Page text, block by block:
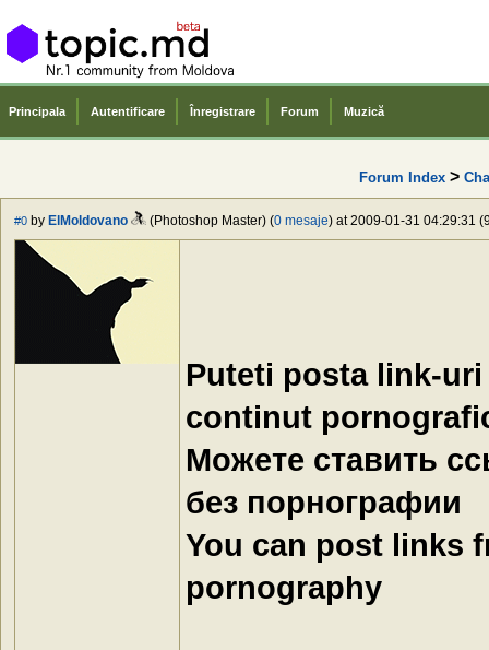
Principala Autentificare Înregistrare Forum Muzică
Forum Index >
#0 by ElMoldovano (Photoshop Master) (0 mesaje) at 2009-01-31 04:29:31
Puteti posta link-
continut
Можете ставить
без порнографии
You can post links
pornography